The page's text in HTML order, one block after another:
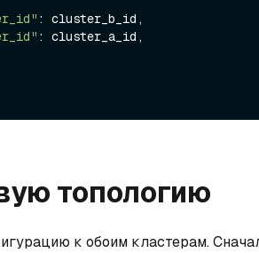
: cluster_b_id,
: cluster_a_id,
топологию
к обоим кластерам.